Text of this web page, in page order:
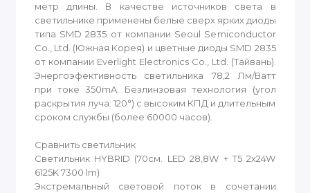
метр длины. В качестве источников света в
светильнике применены белые сверх ярких диоды
типа SMD 2835 от компании Seoul Semiconductor
Co., Ltd. (Южная Корея) и цветные диоды SMD 2835
от компании Everlight Electronics Co., Ltd. (Тайвань).
Энергоэфективность светильника 78,2 Лм/Ватт
при токе 350mA. Безлинзовая технология (угол
раскрытия луча: 120°) с высоким КПД и длительным
сроком службы (более 60000 часов).
Сравнить светильник
Светильник HYBRID (70см. LED 28,8W + T5 2x24W
6125K 7300 lm)
Экстремальный световой поток в сочетании